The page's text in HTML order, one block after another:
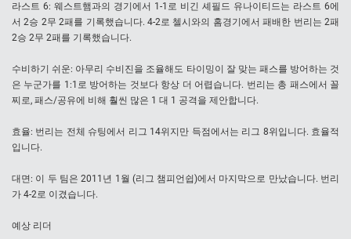
라스트 6: 웨스트햄과의 경기에서 1-1로 비긴 셰필드 유나이티드는 라스트 6에
서 2승 2무 2패를 기록했습니다. 4-2로 첼시와의 홈경기에서 패배한 번리는 2패
2승 2무 2패를 기록했습니다.
수비하기 쉬운: 아무리 수비진을 조율해도 타이밍이 잘 맞는 패스를 방어하는 것
은 누군가를 1:1로 방어하는 것보다 항상 더 어렵습니다. 번리는 총 패스에서 꼴
찌로, 패스/공유에 비해 훨씬 많은 1 대 1 공격을 제안합니다.
효율: 번리는 전체 슈팅에서 리그 14위지만 득점에서는 리그 8위입니다. 효율적
입니다.
대면: 이 두 팀은 2011년 1월 (리그 챔피언쉽)에서 마지막으로 만났습니다. 번리
가 4-2로 이겼습니다.
예상 리더